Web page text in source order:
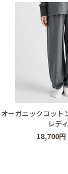
オーガニックコット
レデ
18,700円